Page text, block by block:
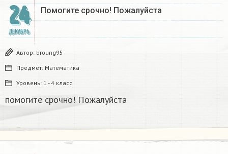
24
ДЕКАБРЬ
Помогите срочно! Пожалуйста
Автор: broung95
Предмет: Математика
Уровень: 1 - 4 класс
помогите срочно! Пожалуйста